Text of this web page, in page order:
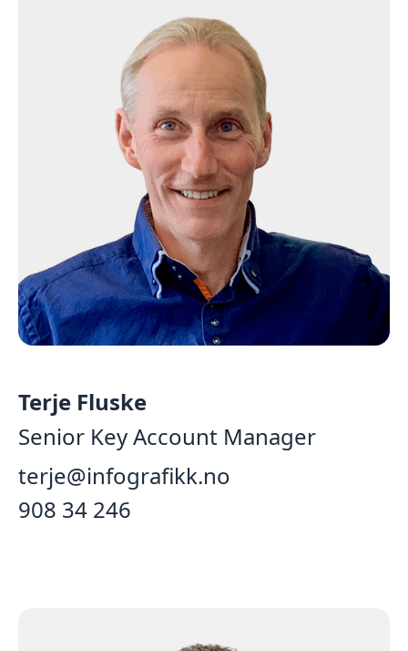
Terje Fluske
Senior Key Account Manager
terje@infografikk.no
908 34 246‬